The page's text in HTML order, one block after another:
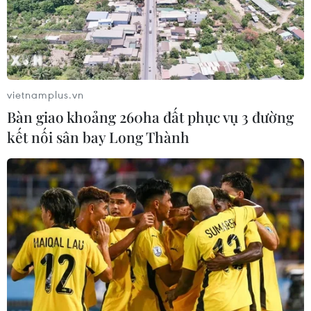
Xem thêm
Tổng Biên tập: TRẦN TIẾN DUẨN
Phó Tổng Biên tập: NGUYỄN THỊ TÁM, KHÚC THANH
THỦY
Sở hữu trí tuệ
Quy định sử dụng
RSS
Hỗ trợ
vietnamplus.vn
Bàn giao khoảng 260ha đất phục vụ 3 đường
kết nối sân bay Long Thành